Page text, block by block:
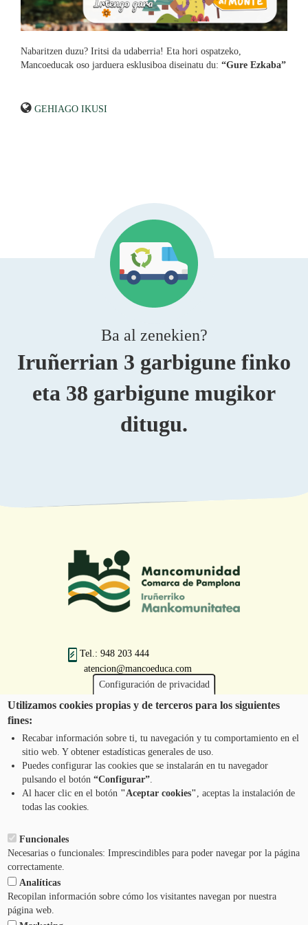
Nabaritzen duzu? Iritsi da udaberria! Eta hori ospatzeko,
Mancoeducak oso jarduera esklusiboa diseinatu du: “Gure Ezkaba”
GEHIAGO IKUSI
Ba al zenekien?
Iruñerrian 3 garbigune finko
eta 38 garbigune mugikor
ditugu.
Tel.: 948 203 444
atencion@mancoeduca.com
Heziketarako Eskola Programa
Pie
JARRI HARREMANETAN GUREKIN
ZERBITZUAREN BALDINTZAK
PRIBATUTASUN-POLITIKA
Configuración de privacidad
Utilizamos cookies propias y de terceros para los siguientes
fines:
Recabar información sobre ti, tu navegación y tu comportamiento en el
sitio web. Y obtener estadísticas generales de uso.
Puedes configurar las cookies que se instalarán en tu navegador
pulsando el botón“Configurar”.
Al hacer clic en el botón "Aceptar cookies", aceptas la instalación de
todas las cookies.
Funcionales
Necesarias o funcionales: Imprescindibles para poder navegar por la página
correctamente.
Analíticas
Recopilan información sobre cómo los visitantes navegan por nuestra
página web.